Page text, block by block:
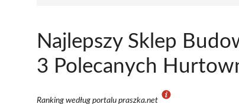
Najlepszy Sklep
3 Polecanych
Ranking według portalu praszka.net